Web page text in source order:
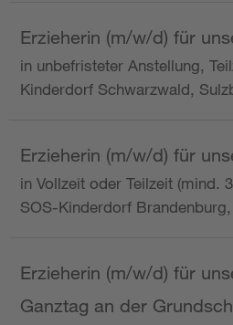
Erzieherin (m/w/d) für
in unbefristeter Anstellung,
Kinderdorf Schwarzwald,
Erzieherin (m/w/d) für
in Vollzeit oder Teilzeit (mind.
SOS-Kinderdorf
Erzieherin (m/w/d) für
Ganztag an der